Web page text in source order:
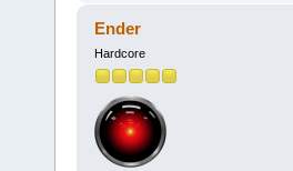
Ender
Hardcore